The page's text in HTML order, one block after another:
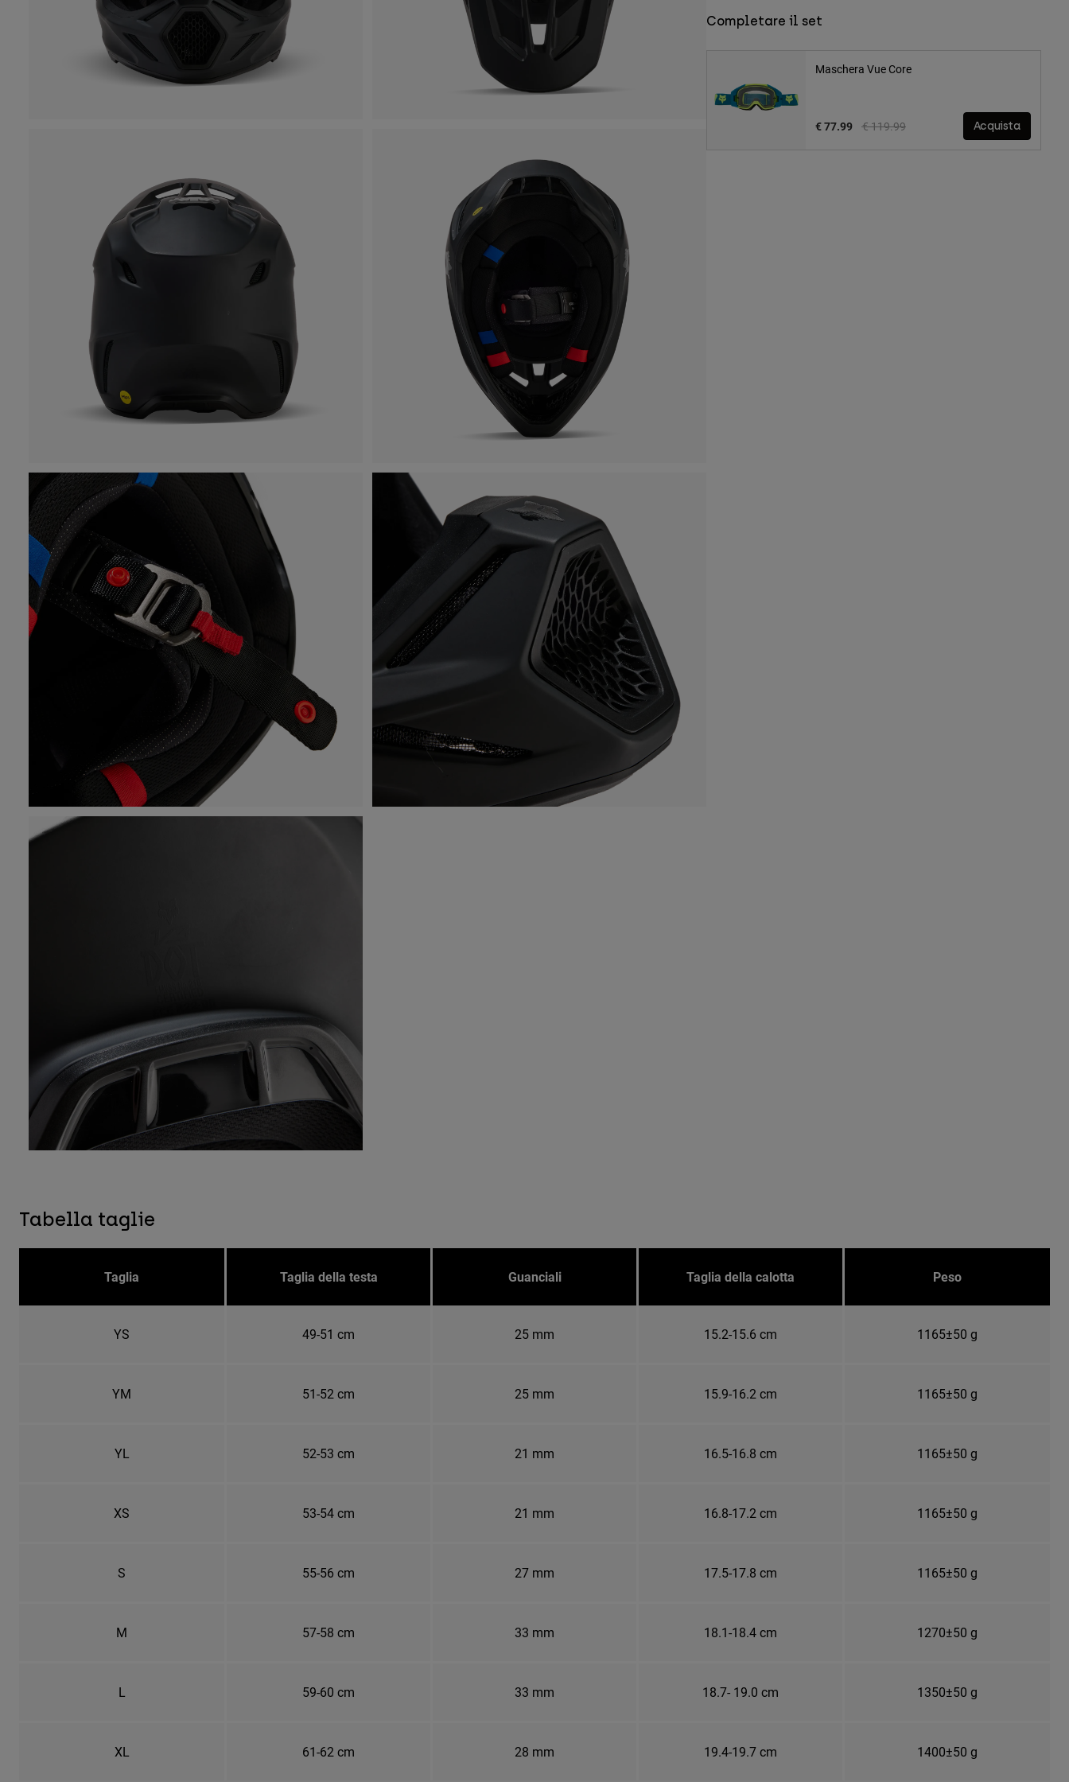
Completare il set
Maschera Vue Core
Price reduced from
€ 119.99to
€ 77.99 Acquista
Tabella taglie
Taglia Taglia della testa Guanciali Taglia della calotta Peso
YS 49-51 cm 25 mm 15.2-15.6 cm 1165±50 g
YM 51-52 cm 25 mm 15.9-16.2 cm 1165±50 g
YL 52-53 cm 21 mm 16.5-16.8 cm 1165±50 g
XS 53-54 cm 21 mm 16.8-17.2 cm 1165±50 g
S 55-56 cm 27 mm 17.5-17.8 cm 1165±50 g
M 57-58 cm 33 mm 18.1-18.4 cm 1270±50 g
L 59-60 cm 33 mm 18.7- 19.0 cm 1350±50 g
XL 61-62 cm 28 mm 19.4-19.7 cm 1400±50 g